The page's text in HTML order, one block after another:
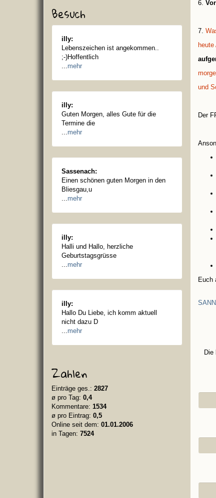
6.
7.
und
Der
Euch
Die
Besuch
illy:
Lebenszeichen ist angekommen..
;-)Hoffentlich
...mehr
illy:
Guten Morgen, alles Gute für die
Termine die
...mehr
Sassenach:
Einen schönen guten Morgen in den
Bliesgau,u
...mehr
illy:
Halli und Hallo, herzliche
Geburtstagsgrüsse
...mehr
illy:
Hallo Du Liebe, ich komm aktuell
nicht dazu D
...mehr
Zahlen
Einträge ges.: 2827
ø pro Tag: 0,4
Kommentare: 1534
ø pro Eintrag: 0,5
Online seit dem: 01.01.2006
in Tagen: 7524